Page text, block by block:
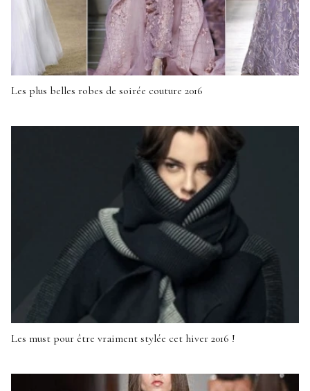
Les plus belles robes de soirée couture 2016
Les must pour être vraiment stylée cet hiver 2016 !